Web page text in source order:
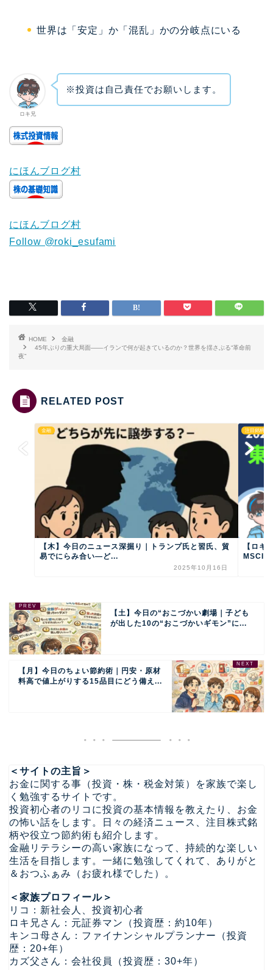
世界は「安定」か「混乱」かの分岐点にいる
ロキ兄
※投資は自己責任でお願いします。
にほんブログ村
にほんブログ村
Follow @roki_esufami
HOME
金融
45年ぶりの重大局面——イランで何が起きているのか？世界を揺さぶる“革命前
夜”
RELATED POST
金融
【木】今日のニュース深掘り｜トランプ氏と習氏、貿
易でにらみ合い―ど...
2025年10月16日
注目銘柄
【ロキ
MSCI
【土】今日の“おこづかい劇場｜子ども
が出した10の“おこづかいギモン”に...
【月】今日のちょい節約術｜円安・原材
料高で値上がりする15品目にどう備え...
＜サイトの主旨＞
お金に関する事（投資・株・税金対策）を家族で楽し
く勉強するサイトです。
投資初心者のリコに投資の基本情報を教えたり、お金
の怖い話をします。日々の経済ニュース、注目株式銘
柄や役立つ節約術も紹介します。
金融リテラシーの高い家族になって、持続的な楽しい
生活を目指します。一緒に勉強してくれて、ありがと
＆おつふぁみ（お疲れ様でした）。
＜家族プロフィール＞
リコ：新社会人、投資初心者
ロキ兄さん：元証券マン（投資歴：約10年）
キンコ母さん：ファイナンシャルプランナー（投資
歴：20+年）
カズ父さん：会社役員（投資歴：30+年）